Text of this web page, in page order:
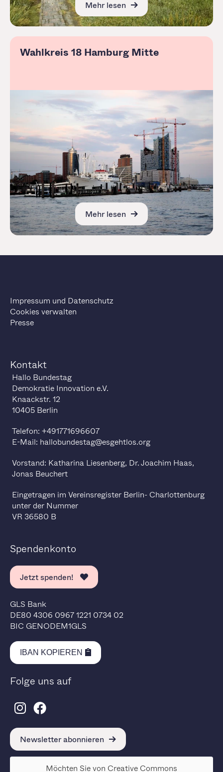
Mehr lesen
Wahlkreis 18 Hamburg Mitte
Mehr lesen
Impressum und Datenschutz
Cookies verwalten
Presse
Kontakt
Hallo Bundestag
Demokratie Innovation e.V.
Knaackstr. 12
10405 Berlin
Telefon: +491771696607
E-Mail: hallobundestag@esgehtlos.org
Vorstand: Katharina Liesenberg, Dr. Joachim Haas,
Jonas Beuchert
Eingetragen im Vereinsregister Berlin- Charlottenburg
unter der Nummer
VR 36580 B
Spendenkonto
Jetzt spenden!
GLS Bank
DE80 4306 0967 1221 0734 02
BIC GENODEM1GLS
IBAN KOPIEREN
Folge uns auf
Newsletter abonnieren
Möchten Sie von Creative Commons